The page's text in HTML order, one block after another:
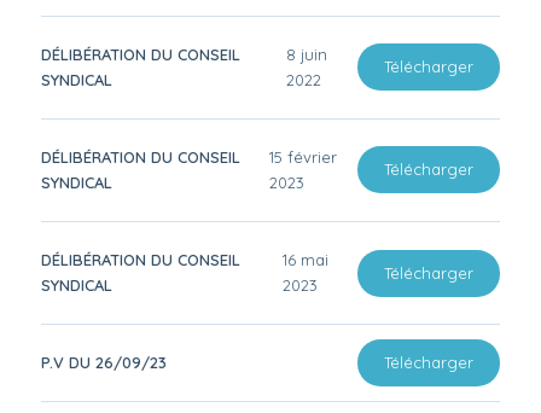
DÉLIBÉRATION DU CONSEIL
SYNDICAL
8 juin
2022
Télécharger
DÉLIBÉRATION DU CONSEIL
SYNDICAL
15 février
2023
Télécharger
DÉLIBÉRATION DU CONSEIL
SYNDICAL
16 mai
2023
Télécharger
P.V DU 26/09/23 Télécharger